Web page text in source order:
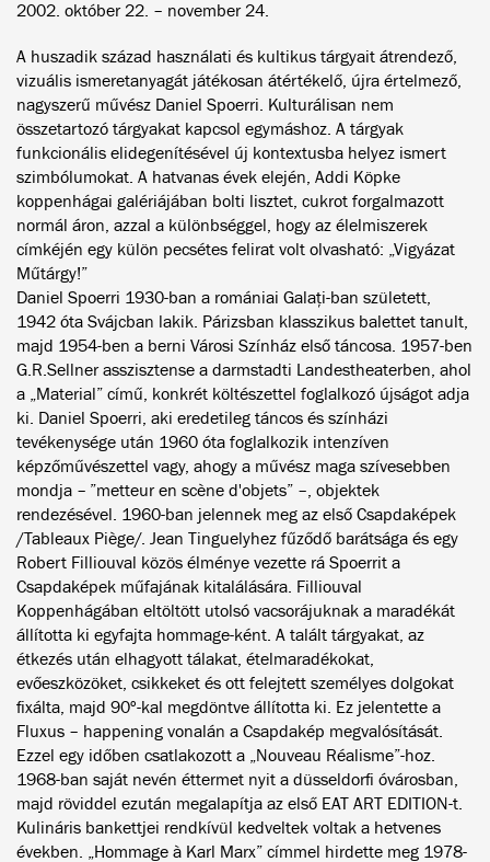
2002. október 22. – november 24.
A huszadik század használati és kultikus tárgyait átrendező,
vizuális ismeretanyagát játékosan átértékelő, újra értelmező,
nagyszerű művész Daniel Spoerri. Kulturálisan nem
összetartozó tárgyakat kapcsol egymáshoz. A tárgyak
funkcionális elidegenítésével új kontextusba helyez ismert
szimbólumokat. A hatvanas évek elején, Addi Köpke
koppenhágai galériájában bolti lisztet, cukrot forgalmazott
normál áron, azzal a különbséggel, hogy az élelmiszerek
címkéjén egy külön pecsétes felirat volt olvasható: „Vigyázat
Műtárgy!”
Daniel Spoerri 1930-ban a romániai Galaţi-ban született,
1942 óta Svájcban lakik. Párizsban klasszikus balettet tanult,
majd 1954-ben a berni Városi Színház első táncosa. 1957-ben
G.R.Sellner asszisztense a darmstadti Landestheaterben, ahol
a „Material” című, konkrét költészettel foglalkozó újságot adja
ki. Daniel Spoerri, aki eredetileg táncos és színházi
tevékenysége után 1960 óta foglalkozik intenzíven
képzőművészettel vagy, ahogy a művész maga szívesebben
mondja – ”metteur en scène d'objets” –, objektek
rendezésével. 1960-ban jelennek meg az első Csapdaképek
/Tableaux Piège/. Jean Tinguelyhez fűződő barátsága és egy
Robert Filliouval közös élménye vezette rá Spoerrit a
Csapdaképek műfajának kitalálására. Filliouval
Koppenhágában eltöltött utolsó vacsorájuknak a maradékát
állította ki egyfajta hommage-ként. A talált tárgyakat, az
étkezés után elhagyott tálakat, ételmaradékokat,
evőeszközöket, csikkeket és ott felejtett személyes dolgokat
fixálta, majd 90º-kal megdöntve állította ki. Ez jelentette a
Fluxus – happening vonalán a Csapdakép megvalósítását.
Ezzel egy időben csatlakozott a „Nouveau Réalisme”-hoz.
1968-ban saját nevén éttermet nyit a düsseldorfi óvárosban,
majd röviddel ezután megalapítja az első EAT ART EDITION-t.
Kulináris bankettjei rendkívül kedveltek voltak a hetvenes
években. „Hommage à Karl Marx” címmel hirdette meg 1978-